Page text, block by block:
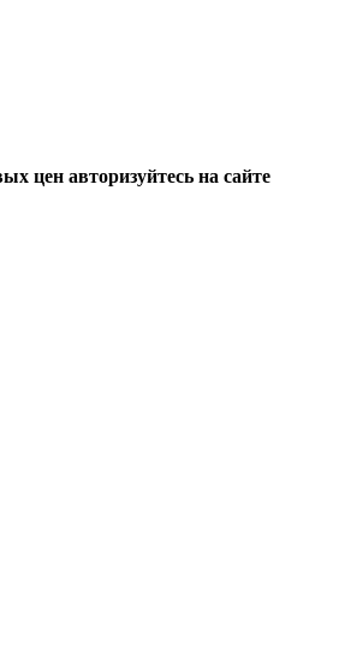
цен авторизуйтесь на сайте